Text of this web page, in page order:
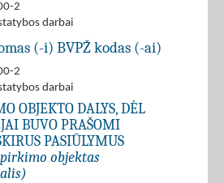
2
darbai
(-i) BVPŽ kodas (-ai)
2
darbai
OBJEKTO DALYS, DĖL
BUVO PRAŠOMI
PASIŪLYMUS
objektas